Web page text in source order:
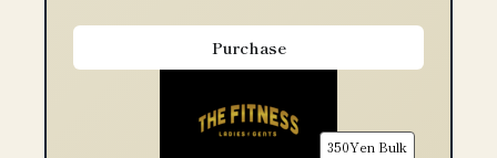
Purchase
350Yen Bulk